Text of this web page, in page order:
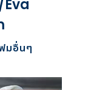
มอื่นๆ